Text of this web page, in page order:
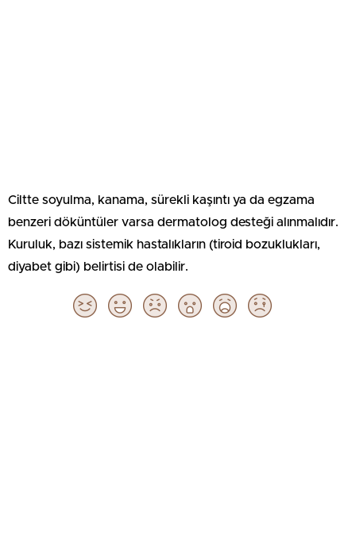
Ciltte soyulma, kanama, sürekli kaşıntı ya da egzama
benzeri döküntüler varsa dermatolog desteği alınmalıdır.
Kuruluk, bazı sistemik hastalıkların (tiroid bozuklukları,
diyabet gibi) belirtisi de olabilir.